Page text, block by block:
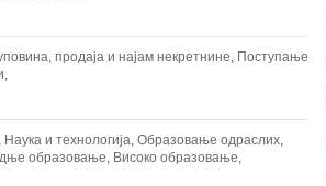
продаја и најам некретнине, Поступање
,
, Наука и технологија, Образовање одраслих,
образовање, Високо образовање,